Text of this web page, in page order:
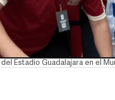
Estadio Guadalajara en el